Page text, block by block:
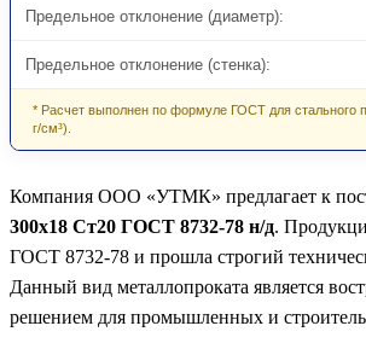
Предельное отклонение (диаметр):
Предельное отклонение (стенка):
* Расчет выполнен по формуле ГОСТ для стального
г/см³).
Компания ООО «УТМК» предлагает к
300х18 Ст20 ГОСТ 8732-78 н/д.
ГОСТ 8732-78 и прошла строгий
Данный вид металлопроката является
решением для промышленных и